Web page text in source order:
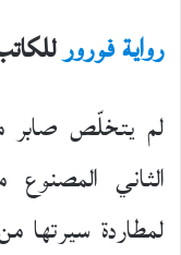
رواية فورور
لم يتخلّص صابر
الثاني
لمطاردة سيرتها